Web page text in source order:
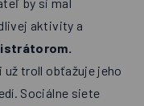
aktivity a
troll obťažuje jeho
Sociálne siete